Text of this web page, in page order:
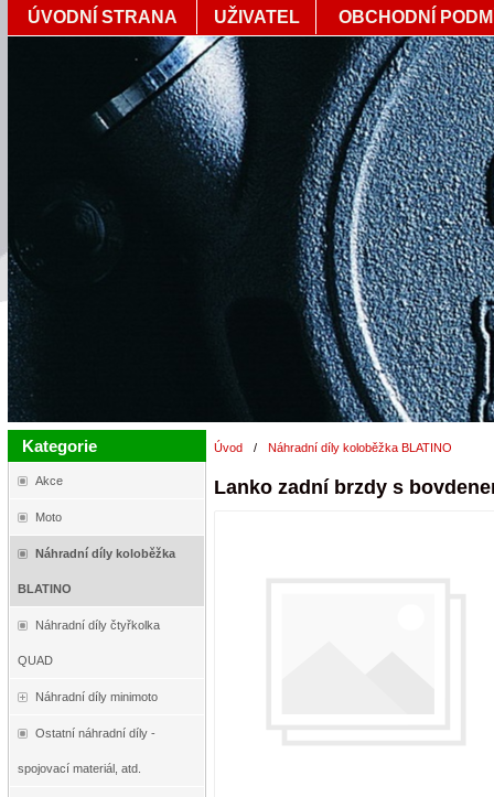
ÚVODNÍ STRANA UŽIVATEL OBCHODNÍ
Kategorie
Akce
Moto
Náhradní díly koloběžka
BLATINO
Náhradní díly čtyřkolka
QUAD
Náhradní díly minimoto
Ostatní náhradní díly -
spojovací materiál, atd.
Úvod / Náhradní díly koloběžka BLATINO
Lanko zadní brzdy s